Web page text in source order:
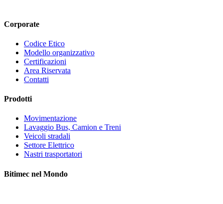
Corporate
Codice Etico
Modello organizzativo
Certificazioni
Area Riservata
Contatti
Prodotti
Movimentazione
Lavaggio Bus, Camion e Treni
Veicoli stradali
Settore Elettrico
Nastri trasportatori
Bitimec nel Mondo